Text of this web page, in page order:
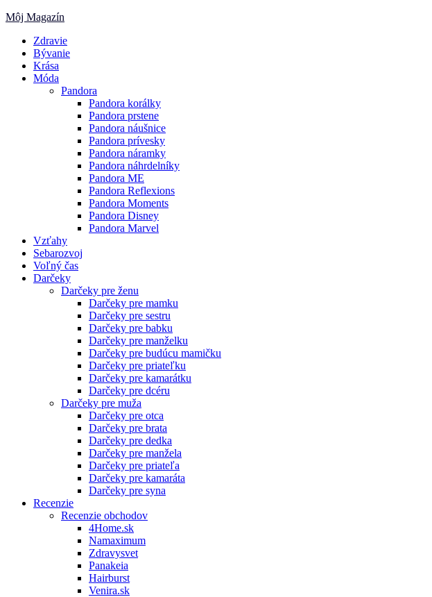
Skip
content
Môj Magazín
Zdravie
Bývanie
Krása
Móda
Pandora
Pandora korálky
Pandora prstene
Pandora náušnice
Pandora prívesky
Pandora náramky
Pandora náhrdelníky
Pandora ME
Pandora Reflexions
Pandora Moments
Pandora Disney
Pandora Marvel
Vzťahy
Sebarozvoj
Voľný čas
Darčeky
Darčeky pre ženu
Darčeky pre mamku
Darčeky pre sestru
Darčeky pre babku
Darčeky pre manželku
Darčeky pre budúcu mamičku
Darčeky pre priateľku
Darčeky pre kamarátku
Darčeky pre dcéru
Darčeky pre muža
Darčeky pre otca
Darčeky pre brata
Darčeky pre dedka
Darčeky pre manžela
Darčeky pre priateľa
Darčeky pre kamaráta
Darčeky pre syna
Recenzie
Recenzie obchodov
4Home.sk
Namaximum
Zdravysvet
Panakeia
Hairburst
Venira.sk